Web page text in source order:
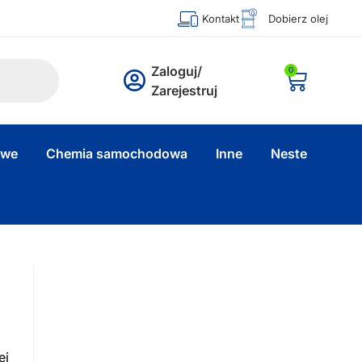
Kontakt Dobierz olej
Zaloguj/
Zarejestruj
0
Chemia samochodowa Inne Neste